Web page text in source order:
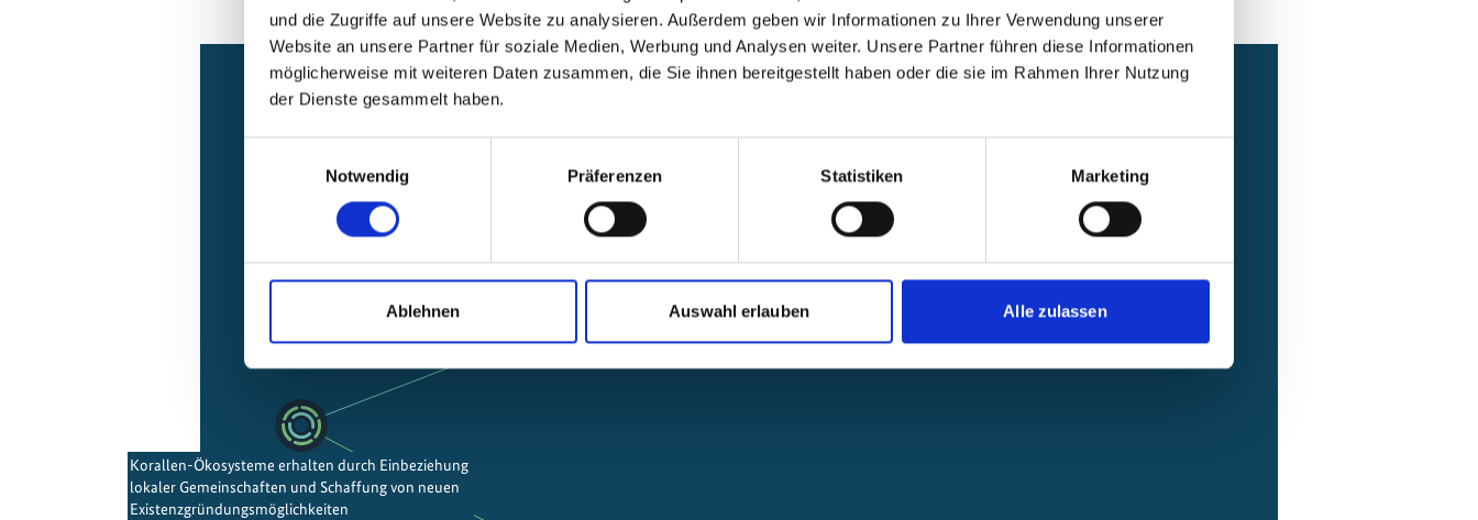
und die Zugriffe auf unsere Website zu analysieren. Außerdem geben wir Informationen zu Ihrer Verwendung unserer
Website an unsere Partner für soziale Medien, Werbung und Analysen weiter. Unsere Partner führen diese Informationen
möglicherweise mit weiteren Daten zusammen, die Sie ihnen bereitgestellt haben oder die sie im Rahmen Ihrer Nutzung
der Dienste gesammelt haben.
Notwendig
Präferenzen Statistiken Marketing
Ablehnen Auswahl erlauben Alle zulassen
Relationen zum Projekt
Schutz der biologischen Vielfalt
Marine und Küstenschutzgebiete
Korallen-Ökosysteme erhalten durch Einbeziehung
lokaler Gemeinschaften und Schaffung von neuen
Existenzgründungsmöglichkeiten